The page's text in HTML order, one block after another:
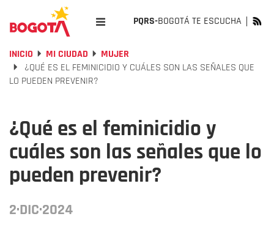
PQRS-BOGOTÁ TE ESCUCHA
INICIO MI CIUDAD
MUJER
¿QUÉ ES EL FEMINICIDIO Y CUÁLES SON LAS SEÑALES QUE
LO PUEDEN PREVENIR?
¿Qué es el feminicidio y
cuáles son las señales que lo
pueden prevenir?
2·DIC·2024